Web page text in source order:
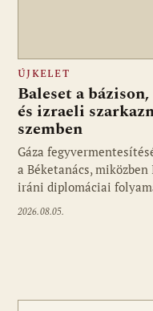
ÚJKELET
Baleset a
és izraeli
szemben
Gáza
a Béketanács,
iráni diplomáciai
2026.08.05.